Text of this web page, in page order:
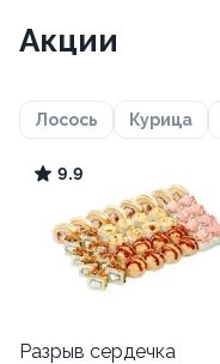
Акции
Лосось Курица
9.9
Разрыв сердечка